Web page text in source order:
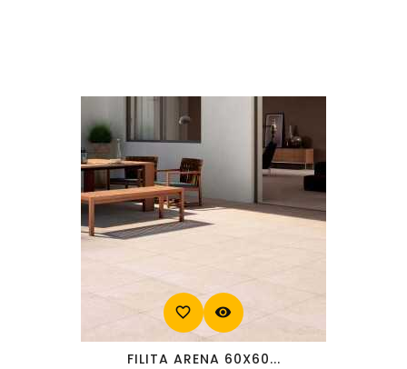
favorite_border visibility
FILITA ARENA 60X60...